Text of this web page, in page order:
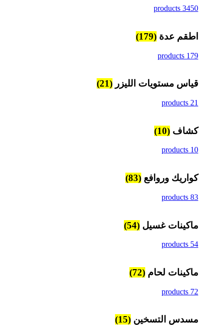
3450 products
اطقم عدة (179)
179 products
قياس مستويات الليزر (21)
21 products
كشاف (10)
10 products
كواريك وروافع (83)
83 products
ماكينات غسيل (54)
54 products
ماكينات لحام (72)
72 products
مسدس التسخين (15)